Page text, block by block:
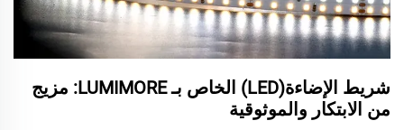
شريط الإضاءة(LED) الخاص بـ LUMIMORE: مزيج
من الابتكار والموثوقية